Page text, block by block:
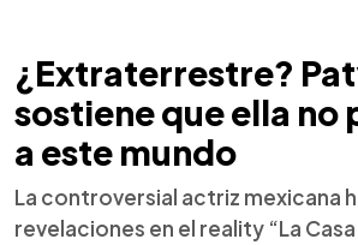
¿Extraterrestre?
sostiene que ella no
a este mundo
La controversial actriz mexicana
revelaciones en el reality “La